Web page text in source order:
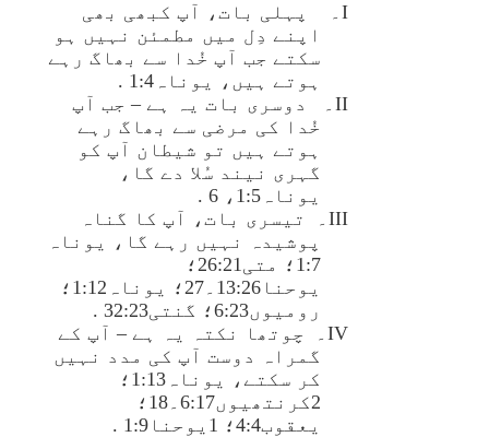
I۔
پہلی بات، آپ کبھی بھی
اپنے دِل میں مطمئن نہیں ہو
سکتے جب آپ خُدا سے بھاگ رہے
ہوتے ہیں، یوناہ1:4 .
II۔
دوسری بات یہ ہے – جب آپ
خُدا کی مرضی سے بھاگ رہے
ہوتے ہیں تو شیطان آپ کو
گہری نیند سُلا دے گا،
یوناہ1:5، 6 .
III۔
تیسری بات، آپ کا گناہ
پوشیدہ نہیں رہے گا، یوناہ
1:7؛ متی26:21؛
یوحنا13:26۔27؛ یوناہ1:12؛
رومیوں6:23؛ گنتی32:23 .
IV۔
چوتھا نکتہ یہ ہے – آپ کے
گمراہ دوست آپ کی مدد نہیں
کر سکتے، یوناہ1:13؛
2کرنتھیوں6:17۔18؛
یعقوب4:4؛ 1یوحنا1:9 .